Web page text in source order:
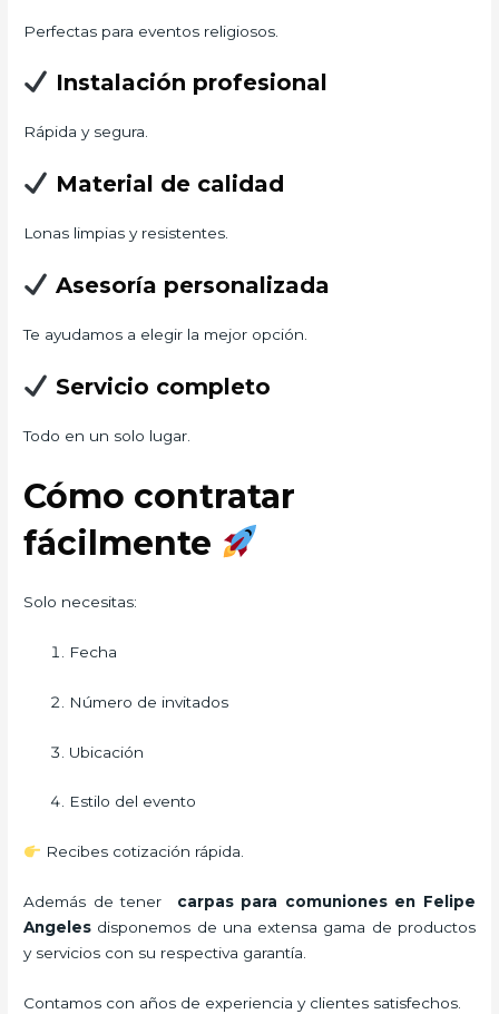
Perfectas para eventos religiosos.
Instalación profesional
Rápida y segura.
Material de calidad
Lonas limpias y resistentes.
Asesoría personalizada
Te ayudamos a elegir la mejor opción.
Servicio completo
Todo en un solo lugar.
Cómo contratar
fácilmente
Solo necesitas:
Fecha
Número de invitados
Ubicación
Estilo del evento
Recibes cotización rápida.
Además de tener carpas para comuniones en Felipe
Angeles disponemos de una extensa gama de productos
y servicios con su respectiva garantía.
Contamos con años de experiencia y clientes satisfechos.